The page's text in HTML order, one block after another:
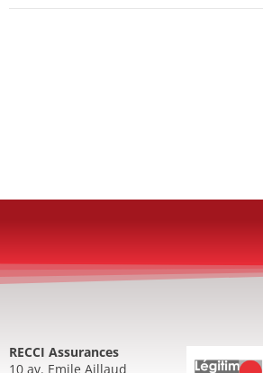
RECCI Assurances
10 av. Emile Aillaud